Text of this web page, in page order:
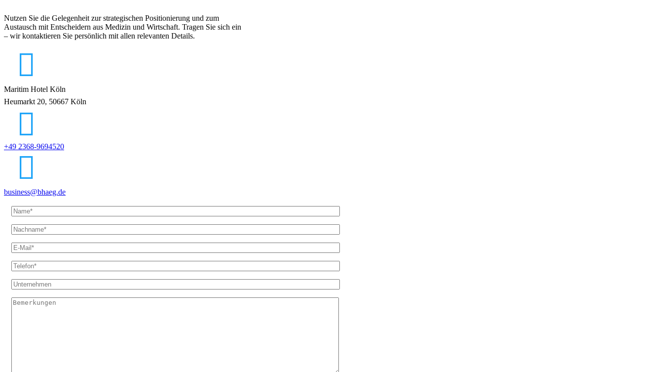
Nutzen Sie die Gelegenheit zur strategischen Positionierung und zum
Austausch mit Entscheidern aus Medizin und Wirtschaft. Tragen Sie sich ein
– wir kontaktieren Sie persönlich mit allen relevanten Details.
Maritim Hotel Köln
Heumarkt 20, 50667 Köln
+49 2368-9694520
business@bhaeg.de